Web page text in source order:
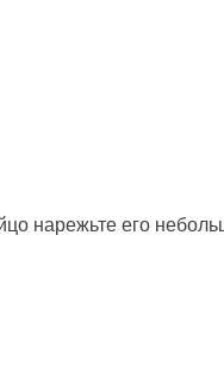
нарежьте его